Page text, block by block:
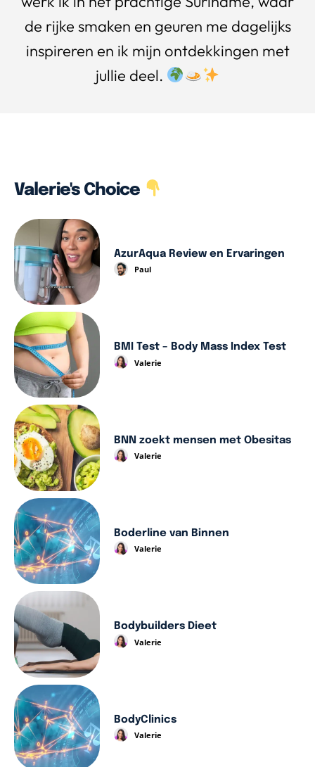
de rijke smaken en geuren me dagelijks
inspireren en ik mijn ontdekkingen met
jullie deel.
Valerie's Choice
AzurAqua Review en Ervaringen
Paul
BMI Test – Body Mass Index Test
Valerie
BNN zoekt mensen met Obesitas
Valerie
Boderline van Binnen
Valerie
Bodybuilders Dieet
Valerie
BodyClinics
Valerie